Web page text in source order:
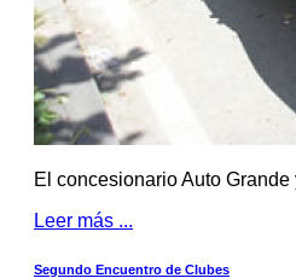
El concesionario Auto
Leer más ...
Segundo Encuentro de Clubes